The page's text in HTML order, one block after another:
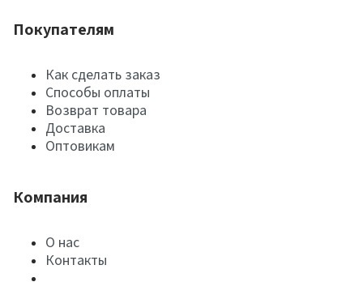
Покупателям
Как сделать заказ
Способы оплаты
Возврат товара
Доставка
Оптовикам
Компания
О нас
Контакты